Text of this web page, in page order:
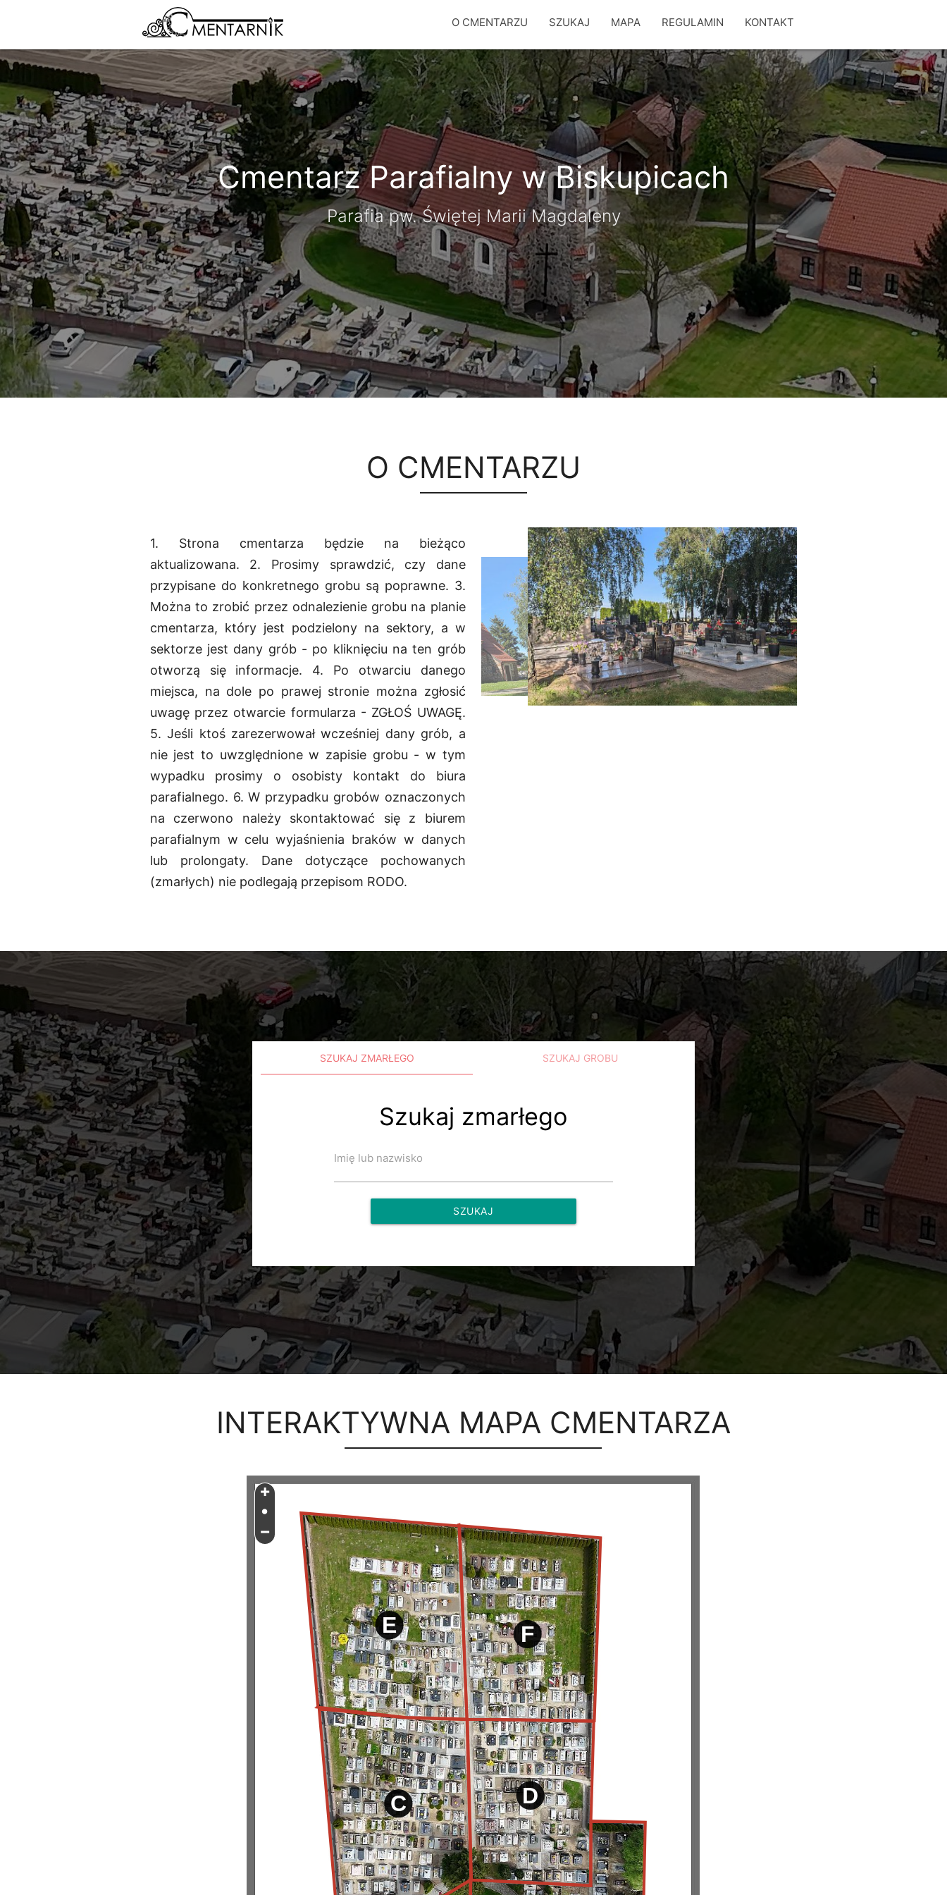
O CMENTARZU SZUKAJ MAPA REGULAMIN KONTAKT
Cmentarz Parafialny w Biskupicach
Parafia pw. Świętej Marii Magdaleny
O CMENTARZU
1. Strona cmentarza będzie na bieżąco
aktualizowana. 2. Prosimy sprawdzić, czy dane
przypisane do konkretnego grobu są poprawne. 3.
Można to zrobić przez odnalezienie grobu na planie
cmentarza, który jest podzielony na sektory, a w
sektorze jest dany grób - po kliknięciu na ten grób
otworzą się informacje. 4. Po otwarciu danego
miejsca, na dole po prawej stronie można zgłosić
uwagę przez otwarcie formularza - ZGŁOŚ UWAGĘ.
5. Jeśli ktoś zarezerwował wcześniej dany grób, a
nie jest to uwzględnione w zapisie grobu - w tym
wypadku prosimy o osobisty kontakt do biura
parafialnego. 6. W przypadku grobów oznaczonych
na czerwono należy skontaktować się z biurem
parafialnym w celu wyjaśnienia braków w danych
lub prolongaty. Dane dotyczące pochowanych
(zmarłych) nie podlegają przepisom RODO.
SZUKAJ ZMARŁEGO SZUKAJ GROBU
Szukaj zmarłego
Imię lub nazwisko
SZUKAJ
INTERAKTYWNA MAPA CMENTARZA
C D
E F
•
+
−